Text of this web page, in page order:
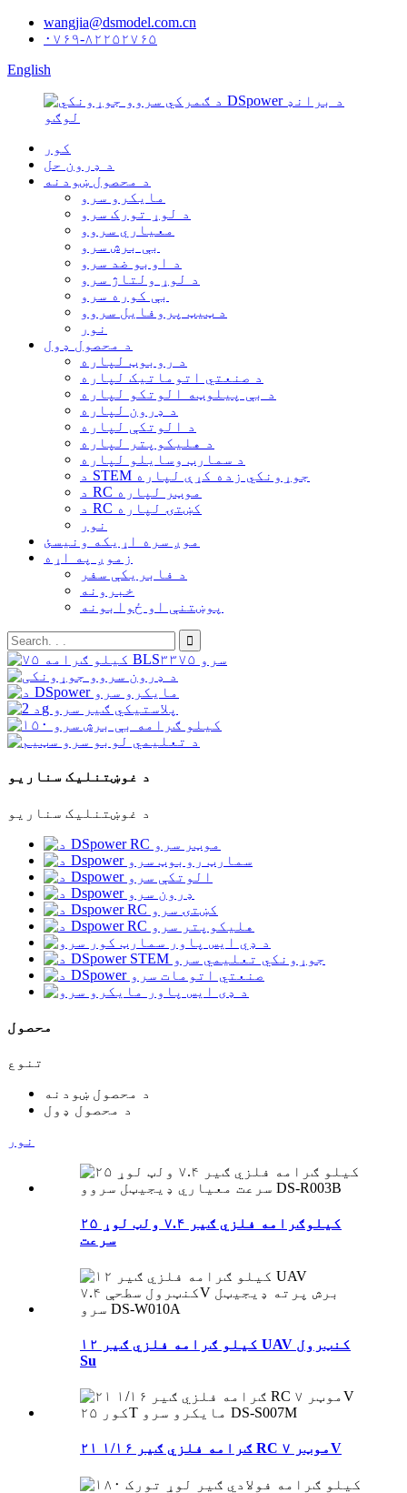
wangjia@dsmodel.com.cn
۰۷۶۹-۸۲۲۵۲۷۶۵
English
کور
د ډرون حل
د محصول ښودنه
مایکرو سرو
د لوړ تورک سرو
معیاري سروو
بې برش سرو
د اوبو ضد سرو
د لوړ ولتاژ سرو
بې کوره سرو
د ټیټ پروفایل سروو
نور
د محصول ډول
د روبوټ لپاره
د صنعتي اتوماتیک لپاره
د بې پیلوټه الوتکو لپاره
د ډرون لپاره
د الوتکې لپاره
د هلیکوپتر لپاره
د سمارټ وسایلو لپاره
د STEM جوړونکي زده کړې لپاره
د RC موټر لپاره
د RC کښتۍ لپاره
نور
موږ سره اړیکه ونیسئ
زموږ په اړه
د فابریکې سفر
خبرونه
پوښتنې او ځوابونه
د غوښتنلیک سناریو
د غوښتنلیک سناریو
محصول
تنوع
د محصول ښودنه
د محصول ډول
نور
۲۵ کیلوګرامه فلزي ګیر ۷.۴ ولټ لوړ
سرعت
۱۲ کیلو ګرامه فلزي ګیر UAV کنټرول
Su
۲۱ ګرامه فلزي ګیر ۱/۱۶ RC موټر ۷V